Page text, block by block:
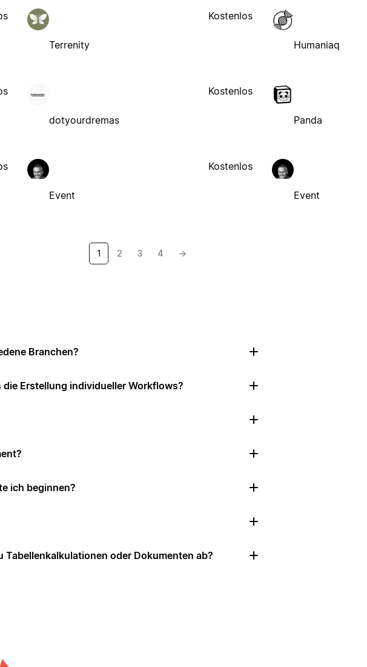
Terrenity
Kostenlos
Humaniaq
dotyourdremas
Kostenlos
Panda
Event
Kostenlos
Event
1 2 3 4 →
Branchen?
Erstellung individueller Workflows?
ich beginnen?
oder Dokumenten ab?